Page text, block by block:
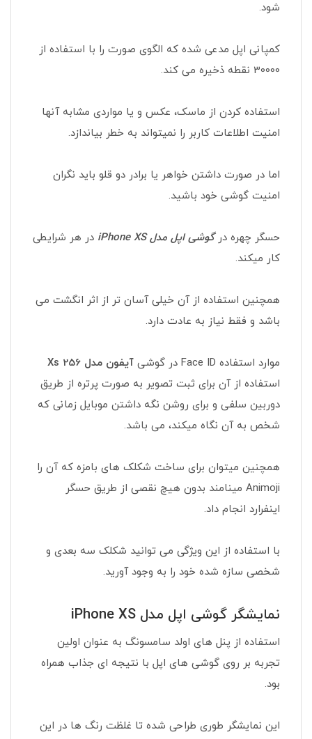
شود.
کمپانی اپل مدعی شده که الگوی صورت را با استفاده از
30000 نقطه ذخیره می کند.
استفاده کردن از ماسک، عکس و یا مواردی مشابه آنها
امنیت اطلاعات کاربر را نمیتواند به خطر بیاندازد.
اما در صورت داشتن خواهر یا برادر دو قلو باید نگران
امنیت گوشی خود باشید.
حسگر چهره درگوشی اپل مدل iPhone XS
در هر شرایطی
کار میکند.
همچنین استفاده از آن خیلی آسان تر از اثر انگشت می
باشد و فقط نیاز به عادت دارد.
موارد استفاده Face ID در گوشی
آیفون مدل Xs 256
استفاده از آن برای ثبت تصویر به صورت پرتره از طریق
دوربین سلفی و برای روشن نگه داشتن موبایل زمانی که
شخص به آن نگاه میکند، می باشد.
همچنین میتوان برای ساخت شکلک های بامزه که آن را
Animoji مینامند بدون هیچ نقصی از طریق حسگر
اینفرارد انجام داد.
با استفاده از این ویژگی می توانید شکلک سه بعدی و
شخصی سازه شده خود را به وجود آورید.
نمایشگر گوشی اپل مدل iPhone XS
استفاده از پنل های اولد سامسونگ به عنوان اولین
تجربه بر روی گوشی های اپل با نتیجه ای جذاب همراه
بود.
این نمایشگر طوری طراحی شده تا غلظت رنگ ها در این